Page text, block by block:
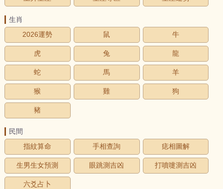
生肖
2026運勢
鼠 牛
虎 兔 龍
蛇 馬 羊
猴 雞 狗
豬
民間
指紋算命
手相查詢 痣相圖解
生男生女預測 眼跳測吉凶 打噴嚏測吉凶
六爻占卜